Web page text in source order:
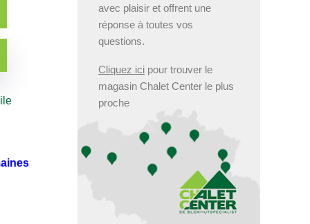
avec plaisir et offrent une
réponse à toutes vos
questions.
Cliquez ici pour trouver le
magasin Chalet Center le plus
proche